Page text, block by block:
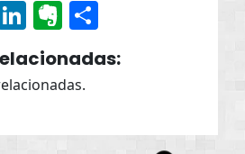
LinkedIn
Evernote